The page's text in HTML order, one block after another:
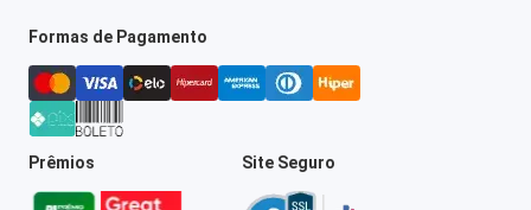
Formas de Pagamento
Prêmios Site Seguro